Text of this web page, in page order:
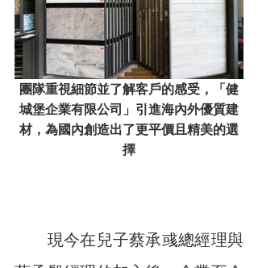
團隊重視細節並了解客戶的感受，「健
城堡企業有限公司」引進海內外優質建
材，為國內創造出了更平價且精美的選
擇
現今在兒子蔡承彧總經理與